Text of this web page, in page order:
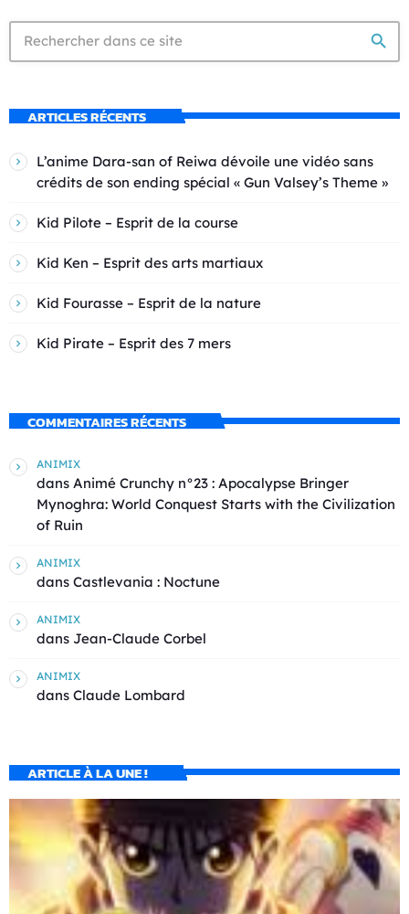
search
ARTICLES RÉCENTS
L’anime Dara-san of Reiwa dévoile une vidéo sans
crédits de son ending spécial « Gun Valsey’s Theme »
Kid Pilote – Esprit de la course
Kid Ken – Esprit des arts martiaux
Kid Fourasse – Esprit de la nature
Kid Pirate – Esprit des 7 mers
COMMENTAIRES RÉCENTS
ANIMIX
dans Animé Crunchy n°23 : Apocalypse Bringer
Mynoghra: World Conquest Starts with the Civilization
of Ruin
ANIMIX
dans Castlevania : Noctune
ANIMIX
dans Jean-Claude Corbel
ANIMIX
dans Claude Lombard
ARTICLE À LA UNE !